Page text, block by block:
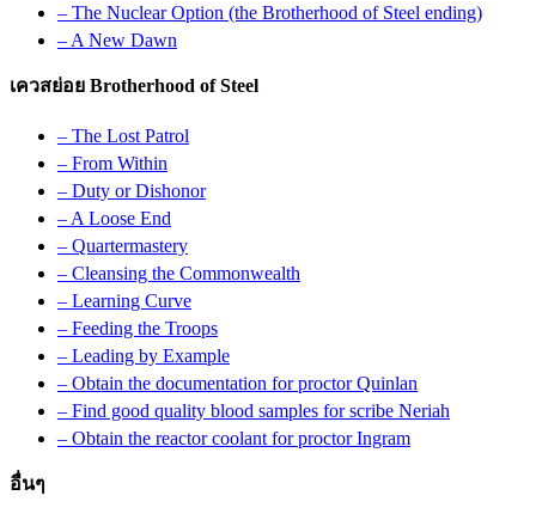
– The Nuclear Option (the Brotherhood of Steel ending)
– A New Dawn
เควสย่อย Brotherhood of Steel
– The Lost Patrol
– From Within
– Duty or Dishonor
– A Loose End
– Quartermastery
– Cleansing the Commonwealth
– Learning Curve
– Feeding the Troops
– Leading by Example
– Obtain the documentation for proctor Quinlan
– Find good quality blood samples for scribe Neriah
– Obtain the reactor coolant for proctor Ingram
อื่นๆ